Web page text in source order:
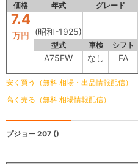
価格 年式 グレード
7.4
万円 (昭和-1925)
型式 車検 シフト
A75FW なし FA
安く買う（無料 相場・出品情報配信）
高く売る（無料 相場情報配信）
プジョー 207 ()